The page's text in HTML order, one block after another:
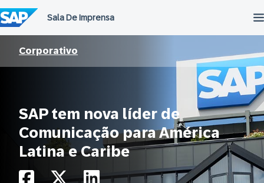
para
o
conteúdo
Corporativo
SAP tem nova líder de
Comunicação para América
Latina e Caribe